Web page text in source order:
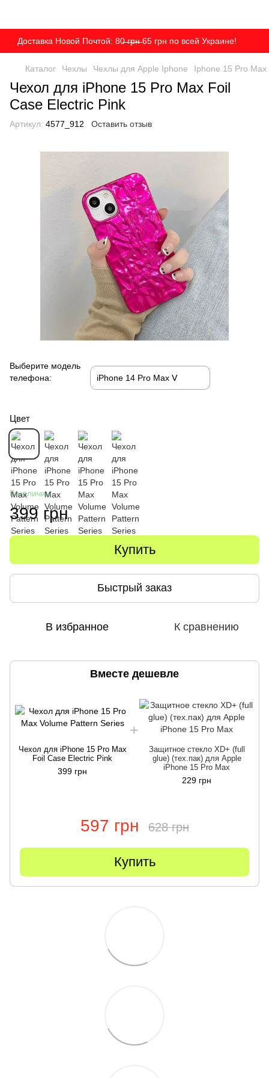
Доставка Новой Почтой: 80̶ ̶г̶р̶н̶ 65 грн по всей Украине!
Каталог Чехлы Чехлы для Apple Iphone Iphone 15 Pro Max
Чехол для iPhone 15 Pro Max Foil
Case Electric Pink
Артикул: 4577_912 Оставить отзыв
Выберите модель
телефона:
Цвет
В наличии
399 грн
Купить
Быстрый заказ
В избранное К сравнению
Вместе дешевле
Чехол для iPhone 15 Pro Max
Foil Case Electric Pink
399 грн
Защитное стекло XD+ (full
glue) (тех.пак) для Apple
iPhone 15 Pro Max
229 грн
597 грн 628 грн
Купить